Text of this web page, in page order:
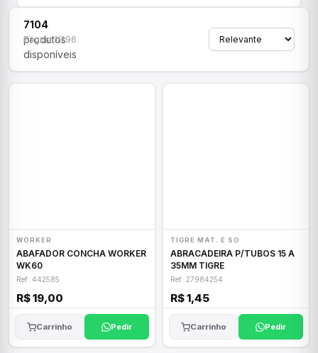
7104
produtos
disponíveis
Página 1/296
WORKER
ABAFADOR CONCHA WORKER
WK60
Ref: 442585
R$ 19,00
Carrinho Pedir
TIGRE MAT. E SO
ABRACADEIRA P/TUBOS 15 A
35MM TIGRE
Ref: 27984254
R$ 1,45
Carrinho Pedir